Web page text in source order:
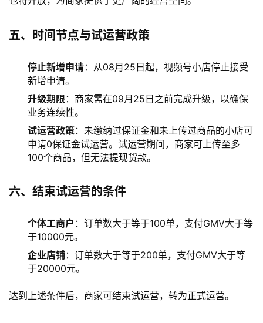
五、时间节点与试运营政策
停止新增申请：从08月25日起，视频号小店停止接受
新增申请。
升级期限 ：商家需在09月25日之前完成升级，以确保
业务连续性。
试运营政策：未缴纳过保证金和未上传过商品的小店可
申请0保证金试运营。试运营期间，商家可上传至多
100个商品，但无法提现货款。
六、结束试运营的条件
个体工商户 ：订单数大于等于100单，支付GMV大于等
于10000元。
企业店铺：订单数大于等于200单，支付GMV大于等
于20000元。
达到上述条件后，商家可结束试运营，转为正式运营。